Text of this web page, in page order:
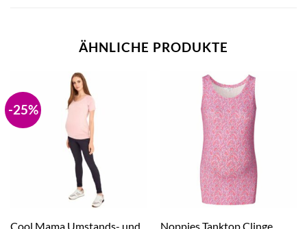
ÄHNLICHE PRODUKTE
-25%
Cool Mama Umstands- und Noppies Tanktop Clinge